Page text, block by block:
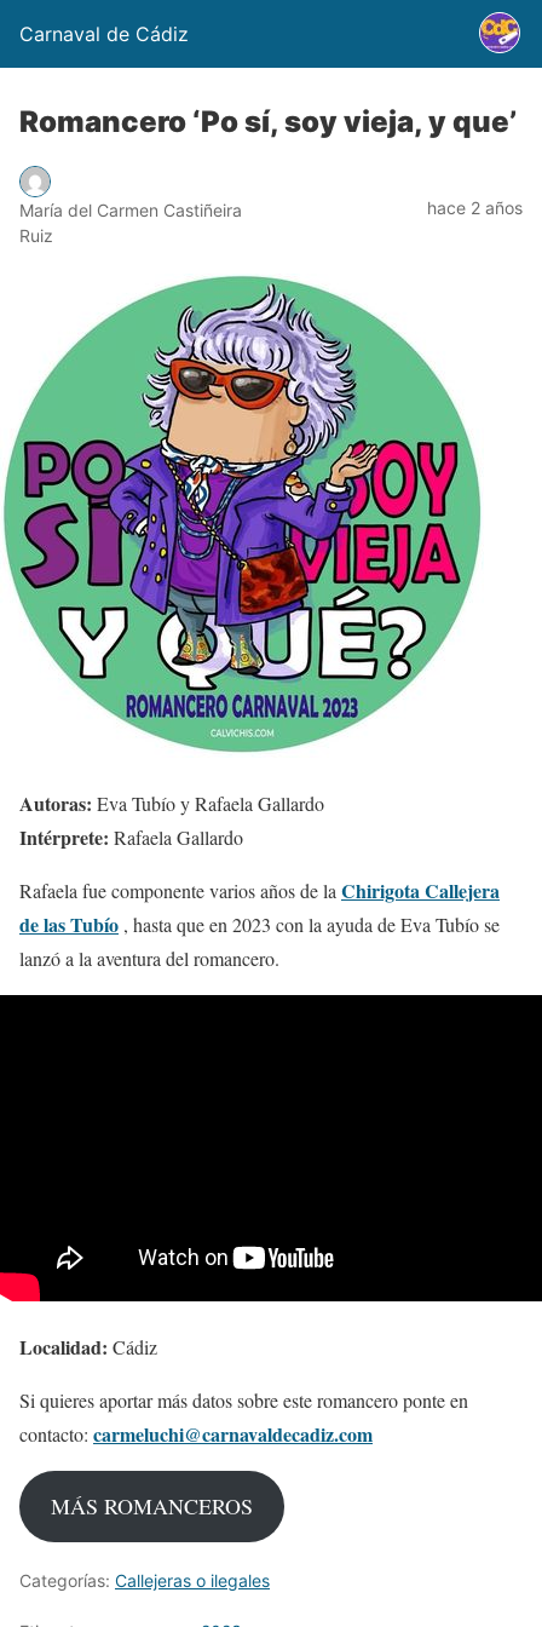
Carnaval de Cádiz
Romancero ‘Po sí, soy vieja, y que’
María del Carmen Castiñeira
Ruiz
hace 2 años
Autoras: Eva Tubío y Rafaela Gallardo
Intérprete: Rafaela Gallardo
Rafaela fue componente varios años de la Chirigota Callejera
de las Tubío , hasta que en 2023 con la ayuda de Eva Tubío se
lanzó a la aventura del romancero.
Localidad: Cádiz
Si quieres aportar más datos sobre este romancero ponte en
contacto: carmeluchi@carnavaldecadiz.com
MÁS ROMANCEROS
Categorías: Callejeras o ilegales